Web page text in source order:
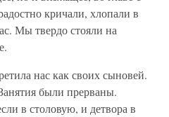
кричали, хлопали в
Мы твердо стояли на
нас как своих сыновей.
были прерваны.
в столовую, и детвора в